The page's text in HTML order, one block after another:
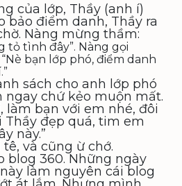
của lớp, Thầy (anh í)
bảo điểm danh, Thầy ra
Nàng mừng thầm:
tỏ tình đây”. Nàng gọi
bạn lớp phó, điểm danh
sách cho anh lớp phó
ngay chứ kẻo muộn mất.
làm bạn với em nhé, đôi
Thầy đẹp quá, tim em
này.”
và cũng ừ chớ.
blog 360. Những ngày
làm nguyên cái blog